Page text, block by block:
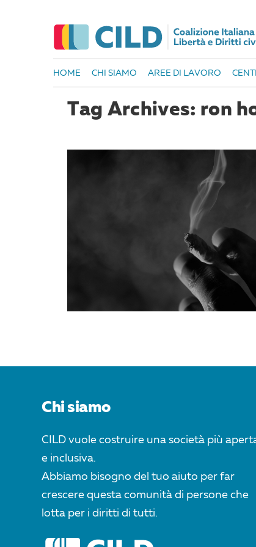
HOME CHI SIAMO AREE DI LAVORO
Tag Archives: ron
Chi siamo
CILD vuole costruire una società più
e inclusiva.
Abbiamo bisogno del tuo aiuto per far
crescere questa comunità di persone che
lotta per i diritti di tutti.